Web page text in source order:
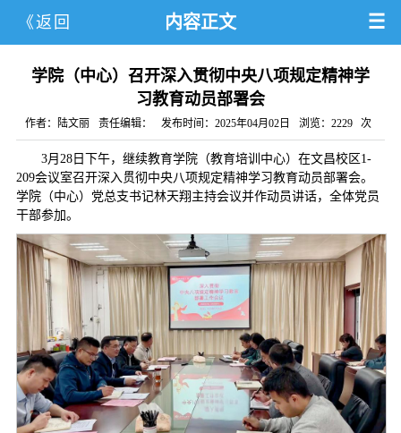
《返回 内容正文
学院（中心）召开深入贯彻中央八项规定精神学
习教育动员部署会
作者：陆文丽 责任编辑： 发布时间：2025年04月02日 浏览： 2229 次
3月28日下午，继续教育学院（教育培训中心）在文昌校区1-
209会议室召开深入贯彻中央八项规定精神学习教育动员部署会。
学院（中心）党总支书记林天翔主持会议并作动员讲话，全体党员
干部参加。